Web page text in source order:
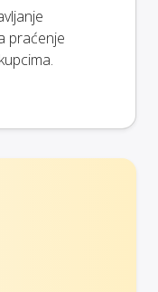
praćenje